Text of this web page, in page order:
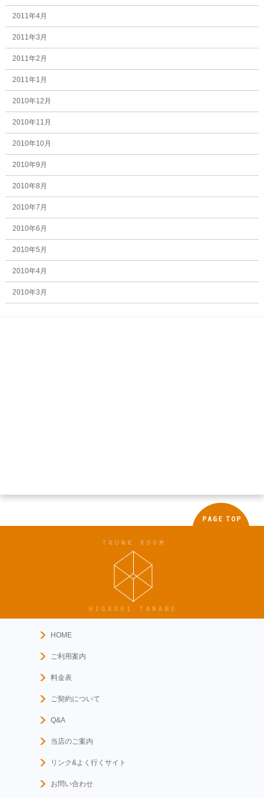
2011年4月
2011年3月
2011年2月
2011年1月
2010年12月
2010年11月
2010年10月
2010年9月
2010年8月
2010年7月
2010年6月
2010年5月
2010年4月
2010年3月
リンク&よく行くサイト
お問い合わせ
ご利用案内
料金表
ご契約について
Q&A
当店のご案内
HOME